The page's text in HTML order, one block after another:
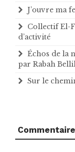
J’ouvre ma
Collectif El-
d’activité
Échos de la
par Rabah
Sur le